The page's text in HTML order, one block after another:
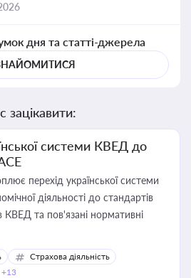
дня та статті-джерела
зацікавити:
системи КВЕД до
перехід української системи
діяльності до стандартів
КВЕД та пов'язані нормативні
Страхова діяльність
+13